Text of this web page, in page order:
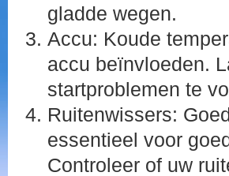
gladde wegen.
Accu: Koude
accu beïnvloeden.
startproblemen te
Ruitenwissers:
essentieel voor
Controleer of uw